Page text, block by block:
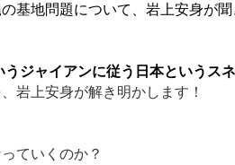
基地問題について、岩上安身が
ジャイアンに従う日本というス
岩上安身が解き明かします！
ていくのか？